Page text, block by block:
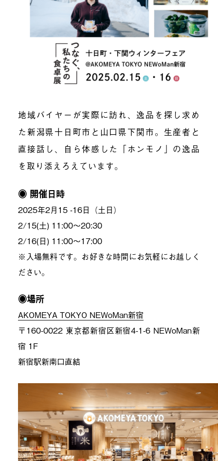
地域バイヤーが実際に訪れ、逸品を探し求め
た新潟県十日町市と山口県下関市。生産者と
直接話し、自ら体感した「ホンモノ」の逸品
を取り添えろえています。
◉ 開催日時
2025年2月15 -16日（土日）
2/15(土) 11:00～20:30
2/16(日) 11:00～17:00
※入場無料です。お好きな時間にお気軽にお越しく
ださい。
◉場所
AKOMEYA TOKYO NEWoMan新宿
〒160-0022 東京都新宿区新宿4-1-6 NEWoMan新
宿 1F
新宿駅新南口直結